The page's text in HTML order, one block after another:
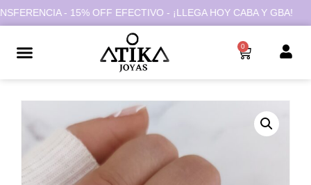
- 15% OFF EFECTIVO - ¡LLEGA HOY CABA Y GBA!
0